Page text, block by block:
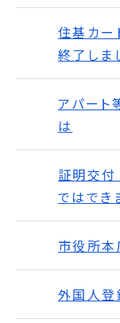
住基カー
終了しま
アパート
は
証明交付
ではでき
市役所本
外国人登